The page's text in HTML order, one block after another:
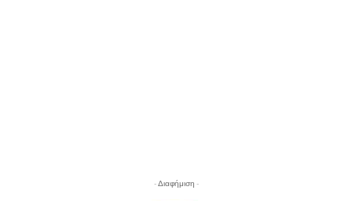
- Διαφήμιση -